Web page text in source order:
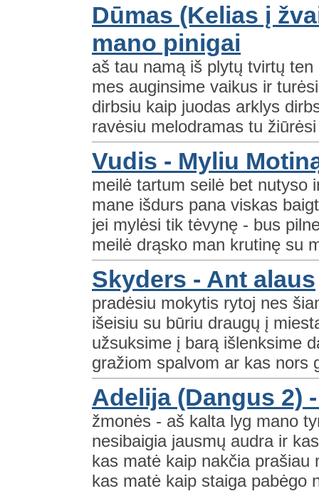
Dūmas (Kelias į
mano pinigai
aš tau namą iš plytų tvirtų
mes auginsime vaikus ir
dirbsiu kaip juodas arklys
ravėsiu melodramas tu
Vudis - Myliu
meilė tartum seilė bet nutyso
mane išdurs pana viskas
jei mylėsi tik tėvynę - bus
meilė drąsko man krutinę su
Skyders - Ant alaus
pradėsiu mokytis rytoj nes
išeisiu su būriu draugų į
užsuksime į barą išlenksime
gražiom spalvom ar kas nors
Adelija (Dangus 2)
žmonės - aš kalta lyg mano
nesibaigia jausmų audra ir
kas matė kaip nakčia prašiau
kas matė kaip staiga pabėgo